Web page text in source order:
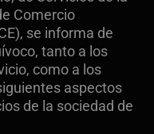
Comercio
se informa de
tanto a los
como a los
aspectos
de la sociedad de